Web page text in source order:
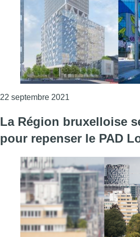
22 septembre 2021
La Région bruxelloise
pour repenser le PAD